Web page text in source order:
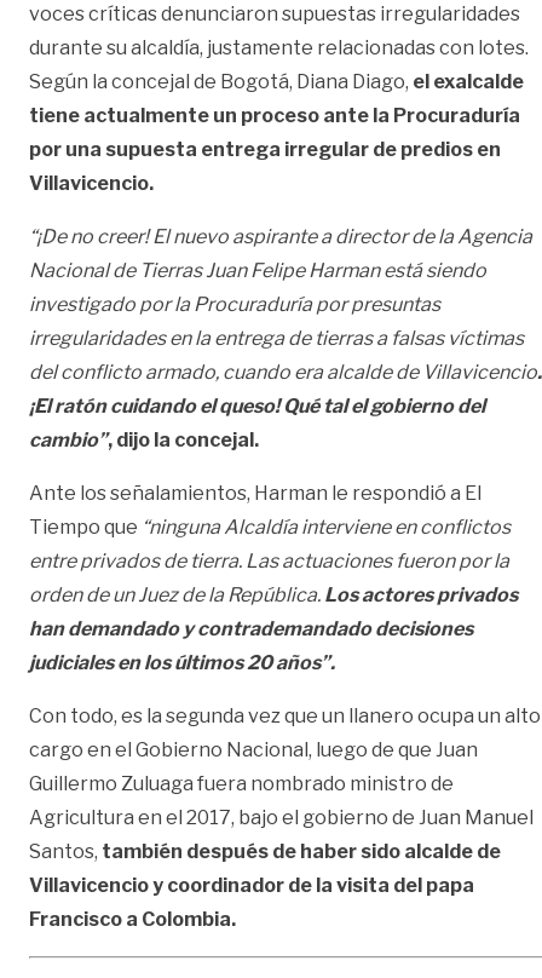
voces críticas denunciaron supuestas irregularidades
durante su alcaldía, justamente relacionadas con lotes.
Según la concejal de Bogotá, Diana Diago, el exalcalde
tiene actualmente un proceso ante la Procuraduría
por una supuesta entrega irregular de predios en
Villavicencio.
“¡De no creer! El nuevo aspirante a director de la Agencia
Nacional de Tierras Juan Felipe Harman está siendo
investigado por la Procuraduría por presuntas
irregularidades en la entrega de tierras a falsas víctimas
del conflicto armado, cuando era alcalde de Villavicencio.
¡El ratón cuidando el queso! Qué tal el gobierno del
cambio”, dijo la concejal.
Ante los señalamientos, Harman le respondió a El
Tiempo que “ninguna Alcaldía interviene en conflictos
entre privados de tierra. Las actuaciones fueron por la
orden de un Juez de la República. Los actores privados
han demandado y contrademandado decisiones
judiciales en los últimos 20 años”.
Con todo, es la segunda vez que un llanero ocupa un alto
cargo en el Gobierno Nacional, luego de que Juan
Guillermo Zuluaga fuera nombrado ministro de
Agricultura en el 2017, bajo el gobierno de Juan Manuel
Santos, también después de haber sido alcalde de
Villavicencio y coordinador de la visita del papa
Francisco a Colombia.